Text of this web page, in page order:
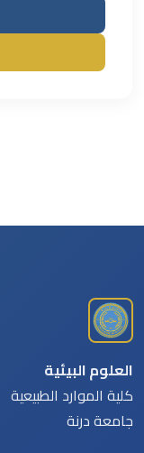
العلوم البيئية
كلية الموارد الطبيعية
جامعة درنة